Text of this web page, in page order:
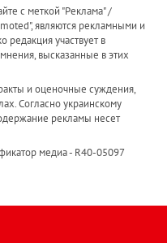
с меткой "Реклама" /
являются рекламными и
редакция участвует в
высказанные в этих
и оценочные суждения,
Согласно украинскому
рекламы несет
медиа - R40-05097